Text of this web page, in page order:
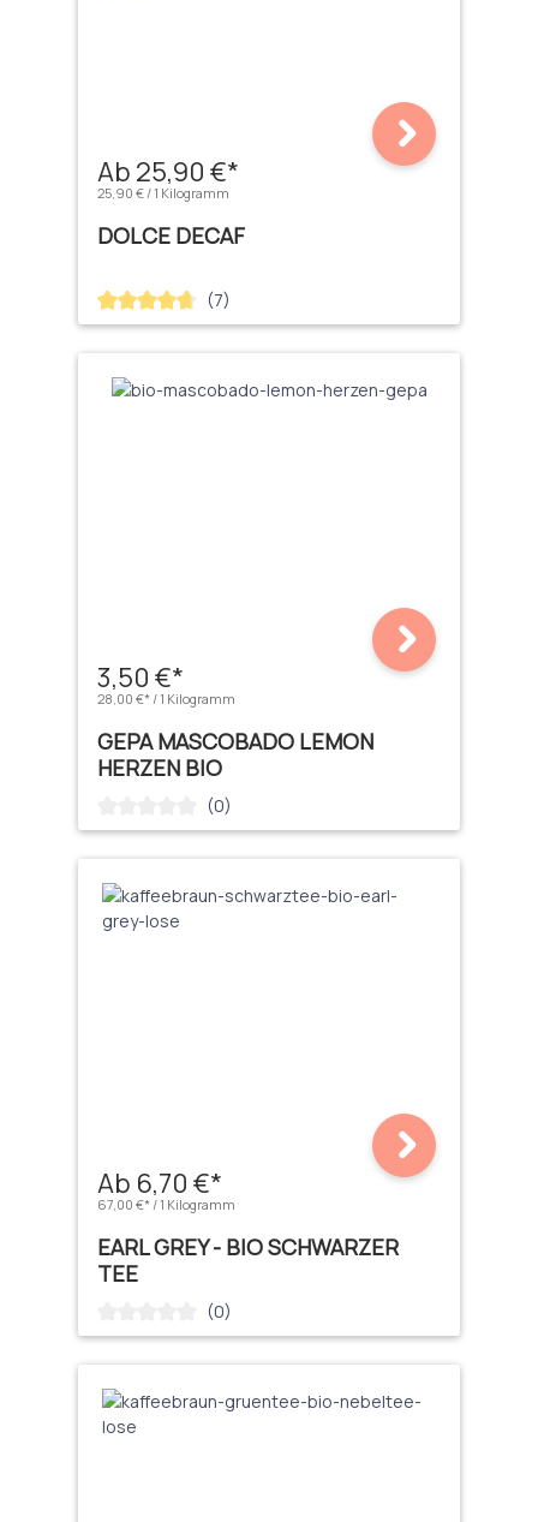
Ab 25,90 €*
25,90 € / 1 Kilogramm
DOLCE DECAF
Durchschnittliche Bewertung von 4.71 von 5 Sternen
(7)
3,50 €*
28,00 €* / 1 Kilogramm
GEPA MASCOBADO LEMON
HERZEN BIO
Durchschnittliche Bewertung von 0 von 5 Sternen
(0)
Ab 6,70 €*
67,00 €* / 1 Kilogramm
EARL GREY - BIO SCHWARZER
TEE
Durchschnittliche Bewertung von 0 von 5 Sternen
(0)